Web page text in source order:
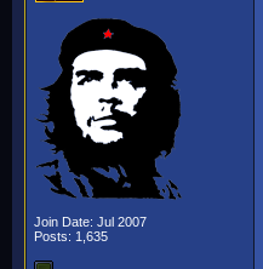
Join Date: Jul 2007
Posts: 1,635